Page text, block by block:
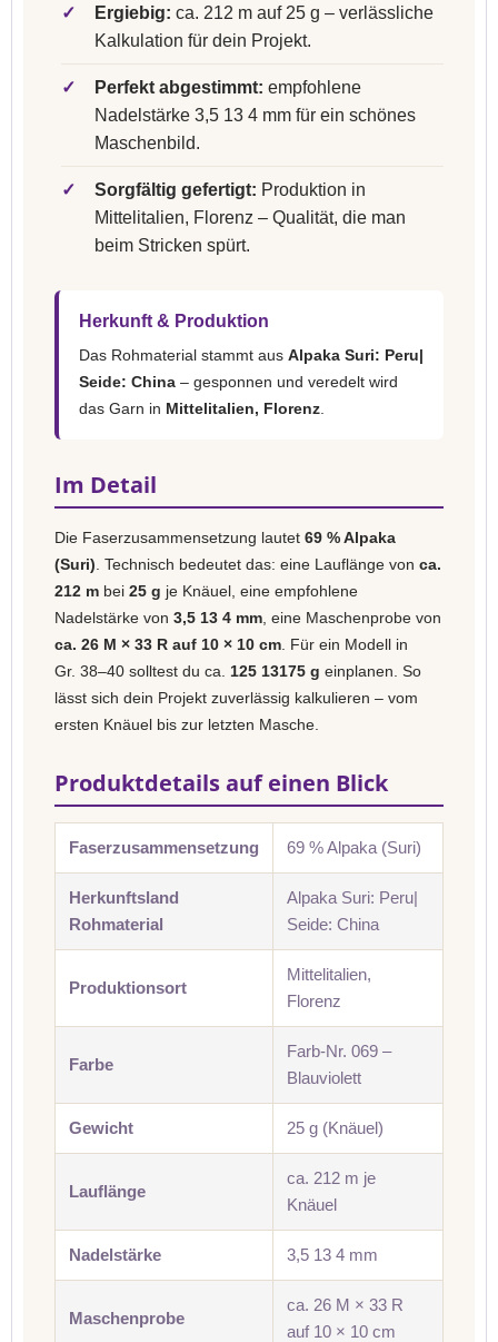
✓ Ergiebig: ca. 212 m auf 25 g – verlässliche
Kalkulation für dein Projekt.
✓ Perfekt abgestimmt: empfohlene
Nadelstärke 3,5 13 4 mm für ein schönes
Maschenbild.
✓ Sorgfältig gefertigt: Produktion in
Mittelitalien, Florenz – Qualität, die man
beim Stricken spürt.
Herkunft & Produktion
Das Rohmaterial stammt aus Alpaka Suri: Peru|
Seide: China – gesponnen und veredelt wird
das Garn in Mittelitalien, Florenz
Im Detail
Die Faserzusammensetzung lautet 69 % Alpaka
(Suri) . Technisch bedeutet das: eine Lauflänge von ca.
212 m bei 25 g je Knäuel, eine empfohlene
Nadelstärke von 3,5 13 4 mm , eine Maschenprobe von
ca. 26 M × 33 R auf 10 × 10 cm . Für ein Modell in
Gr. 38–40 solltest du ca. 125 13175 g einplanen. So
lässt sich dein Projekt zuverlässig kalkulieren – vom
ersten Knäuel bis zur letzten Masche.
Produktdetails auf einen Blick
Faserzusammensetzung 69 % Alpaka (Suri)
Herkunftsland
Rohmaterial
Alpaka Suri: Peru|
Seide: China
Produktionsort
Mittelitalien,
Florenz
Farbe
Farb-Nr. 069 –
Blauviolett
Gewicht 25 g (Knäuel)
Lauflänge
ca. 212 m je
Knäuel
Nadelstärke 3,5 13 4 mm
Maschenprobe
ca. 26 M × 33 R
auf 10 × 10 cm